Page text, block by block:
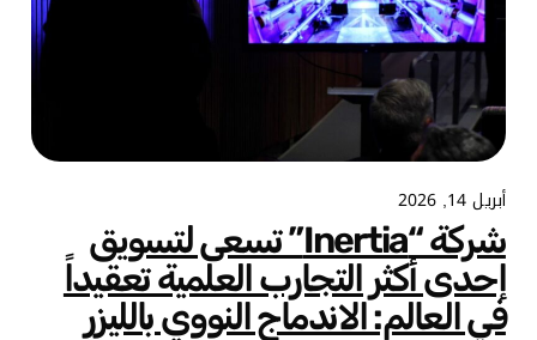
أبريل 14, 2026
شركة “Inertia” تسعى لتسويق
إحدى أكثر التجارب العلمية تعقيداً
في العالم: الاندماج النووي بالليزر